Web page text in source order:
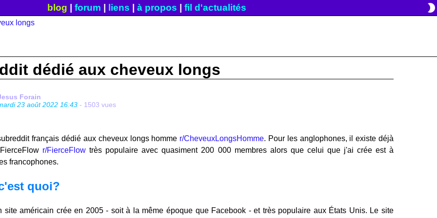
blog forum liens à propos fil d'actualités brightness_2
dédié aux cheveux longs
Forain
23 août 2022 16:43 - 1503 vues
français dédié aux cheveux longs homme r/CheveuxLongsHomme. Pour les anglophones, il existe déjà
r/FierceFlow très populaire avec quasiment 200 000 membres alors que celui que j'ai crée est à
francophones.
quoi?
site américain crée en 2005 - soit à la même époque que Facebook - et très populaire aux États Unis. Le site